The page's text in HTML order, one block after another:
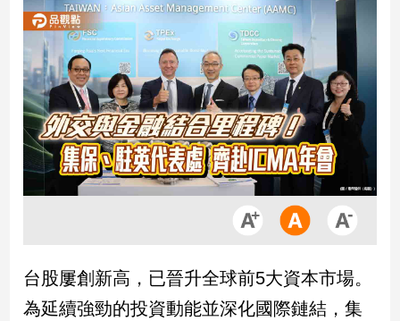
產
經/
股
市
房
地
產
品
政
治
台股屢創新高，已晉升全球前5大資本市場。
為延續強勁的投資動能並深化國際鏈結，集